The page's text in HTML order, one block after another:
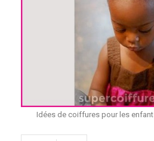
Idées de coiffures pour les